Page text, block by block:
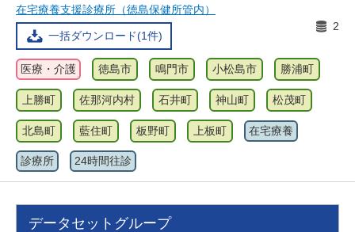
在宅療養支援診療所（徳島保健所管内）
一括ダウンロード(1件)
2
医療・介護 徳島市 鳴門市 小松島市 勝浦町
上勝町 佐那河内村 石井町 神山町 松茂町
北島町 藍住町 板野町 上板町 在宅療養
診療所 24時間往診
データセットグループ